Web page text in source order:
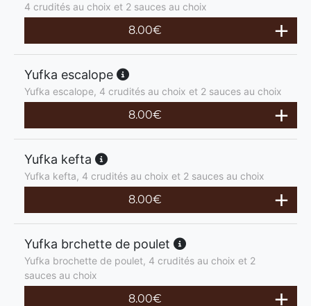
4 crudités au choix et 2 sauces au choix
8.00€
Yufka escalope
Yufka escalope, 4 crudités au choix et 2 sauces au choix
8.00€
Yufka kefta
Yufka kefta, 4 crudités au choix et 2 sauces au choix
8.00€
Yufka brchette de poulet
Yufka brochette de poulet, 4 crudités au choix et 2
sauces au choix
8.00€